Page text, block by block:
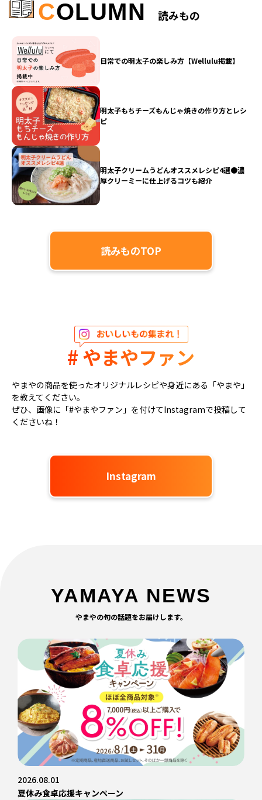
COLUMN 読みもの
日常での明太子の楽しみ方【Wellulu掲載】
明太子もちチーズもんじゃ焼きの作り方とレシ
ピ
明太子クリームうどんオススメレシピ4選●濃
厚クリーミーに仕上げるコツも紹介
読みものTOP
# やまやファン
やまやの商品を使ったオリジナルレシピや身近にある「やまや」
を教えてください。
ぜひ、画像に「#やまやファン」を付けてInstagramで投稿して
くださいね！
Instagram
YAMAYA NEWS
やまやの旬の話題をお届けします。
2026.08.01
夏休み食卓応援キャンペーン